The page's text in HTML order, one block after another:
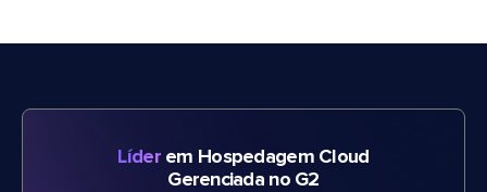
Líderem Hospedagem Cloud
Gerenciada no G2